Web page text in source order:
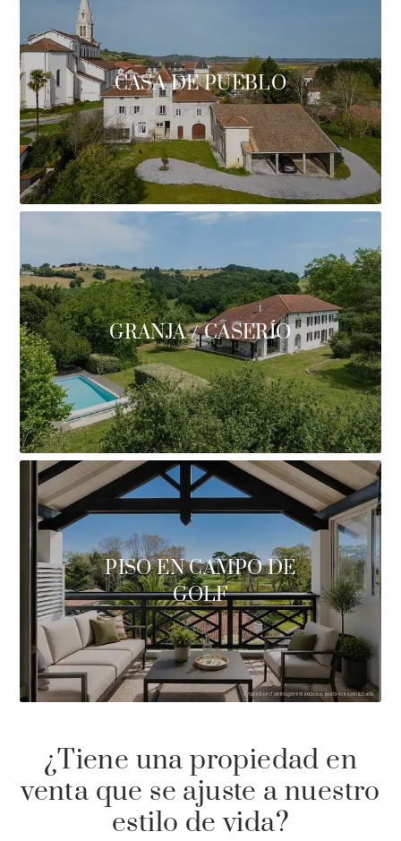
CASA DE PUEBLO
GRANJA / CASERÍO
PISO EN CAMPO DE
GOLF
¿Tiene una propiedad en
venta que se ajuste a nuestro
estilo de vida?